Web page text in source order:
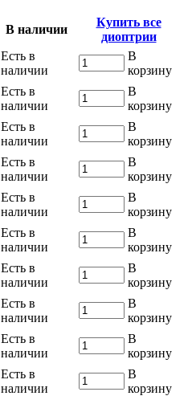
В наличии
Купить все
диоптрии
Есть в
наличии
В
корзину
Есть в
наличии
В
корзину
Есть в
наличии
В
корзину
Есть в
наличии
В
корзину
Есть в
наличии
В
корзину
Есть в
наличии
В
корзину
Есть в
наличии
В
корзину
Есть в
наличии
В
корзину
Есть в
наличии
В
корзину
Есть в
наличии
В
корзину